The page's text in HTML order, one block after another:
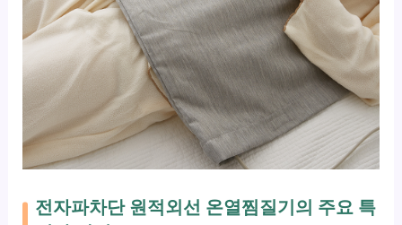
전자파차단 원적외선 온열찜질기의 주요 특